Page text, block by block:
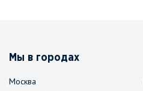
Мы в городах
Москва